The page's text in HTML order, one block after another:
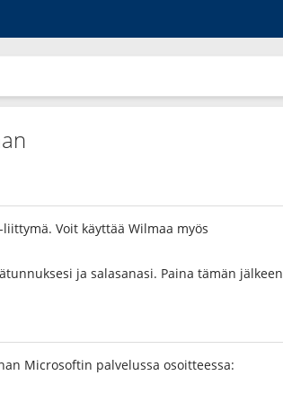
Voit käyttää Wilmaa myös
ja salasanasi. Paina tämän jälkeen
Microsoftin palvelussa osoitteessa: